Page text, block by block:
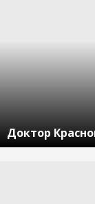
Доктор